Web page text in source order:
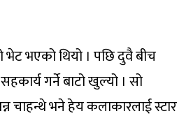
भेट भएको थियो । पछि दुवै बीच
गर्ने बाटो खुल्यो । सो
चाहन्थे भने हेय कलाकारलाई स्टार